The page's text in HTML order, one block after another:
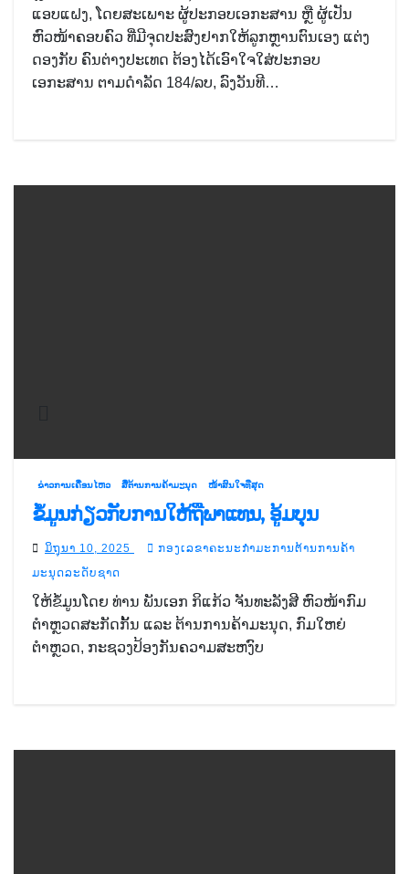
ແອບແຝງ, ໂດຍສະເພາະ ຜູ້ປະກອບເອກະສານ ຫຼື ຜູ້ເປັນ
ຫົວໜ້າຄອບຄົວ ທີ່ມີຈຸດປະສົງຢາກໃຫ້ລູກຫຼານຕົນເອງ ແຕ່ງ
ດອງກັບ ຄົນຕ່າງປະເທດ ຕ້ອງໄດ້ເອົາໃຈໃສ່ປະກອບ
ເອກະສານ ຕາມດໍາລັດ 184/ລບ, ລົງວັນທີ…
ຂ່າວການເຄື່ອນໄຫວ ສື່ຕ້ານການຄ້າມະນຸດ ໜ້າສົນໃຈທີ່ສຸດ
ຂໍ້ມູນກ່ຽວກັບການໃຫ້ຖືພາແທນ, ອູ້ມບຸນ
ມິຖຸນາ 10, 2025
ກອງເລຂາຄະນະກຳມະການຕ້ານການຄ້າ
ມະນຸດລະດັບຊາດ
ໃຫ້ຂໍ້ມູນໂດຍ ທ່ານ ພັນເອກ ກິແກ້ວ ຈັນທະລັງສີ ຫົວໜ້າກົມ
ຕຳຫຼວດສະກັດກັ້ນ ແລະ ຕ້ານການຄ້າມະນຸດ, ກົມໃຫຍ່
ຕຳຫຼວດ, ກະຊວງປ້ອງກັນຄວາມສະຫງົບ